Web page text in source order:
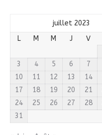
juillet 2023
L
M M J V
3
4 5 6 7
10
11 12 13 14
17
18 19 20 21
24
25 26 27 28
31